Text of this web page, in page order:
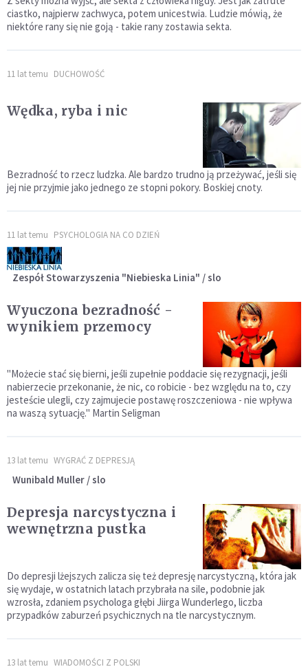
ciastko, najpierw zachwyca, potem unicestwia. Ludzie mówią, że
niektóre rany się nie goją - takie rany zostawia sekta.
11 lat temu DUCHOWOŚĆ
Wędka, ryba i nic
Bezradność to rzecz ludzka. Ale bardzo trudno ją przeżywać, jeśli się
jej nie przyjmie jako jednego ze stopni pokory. Boskiej cnoty.
11 lat temu PSYCHOLOGIA NA CO DZIEŃ
Zespół Stowarzyszenia "Niebieska Linia" / slo
Wyuczona bezradność -
wynikiem przemocy
"Możecie stać się bierni, jeśli zupełnie poddacie się rezygnacji, jeśli
nabierzecie przekonanie, że nic, co robicie - bez względu na to, czy
jesteście ulegli, czy zajmujecie postawę roszczeniowa - nie wpływa
na waszą sytuację." Martin Seligman
13 lat temu WYGRAĆ Z DEPRESJĄ
Wunibald Muller / slo
Depresja narcystyczna i
wewnętrzna pustka
Do depresji lżejszych zalicza się też depresję narcystyczną, która jak
się wydaje, w ostatnich latach przybrała na sile, podobnie jak
wzrosła, zdaniem psychologa głębi Jiirga Wunderlego, liczba
przypadków zaburzeń psychicznych na tle narcystycznym.
13 lat temu WIADOMOŚCI Z POLSKI